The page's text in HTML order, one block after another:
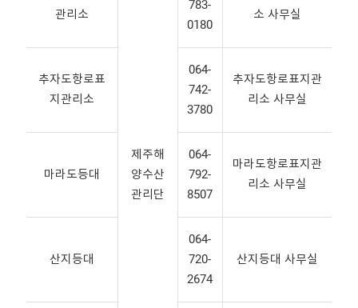
관리소
제주해
양수산
관리단
783-
0180
소 사무실
추자도항로표
지관리소
064-
742-
3780
추자도항로표지관
리소 사무실
마라도등대
064-
792-
8507
마라도항로표지관
리소 사무실
산지등대
064-
720-
2674
산지등대 사무실